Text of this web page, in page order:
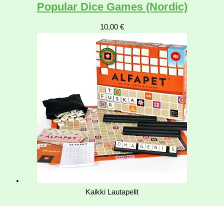
Popular Dice Games (Nordic)
10,00 €
Kaikki Lautapelit